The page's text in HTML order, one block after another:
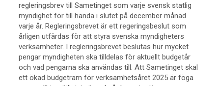
regleringsbrev till Sametinget som varje svensk statlig
myndighet för till handa i slutet på december månad
varje år. Regleringsbrevet är ett regeringsbeslut som
årligen utfärdas för att styra svenska myndigheters
verksamheter. I regleringsbrevet beslutas hur mycket
pengar myndigheten ska tilldelas för aktuellt budgetår
och vad pengarna ska användas till. Att Sametinget skal
ett ökad budgetram för verksamhetsåret 2025 är föga